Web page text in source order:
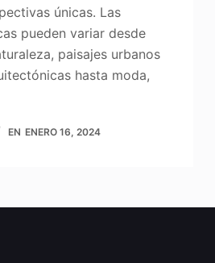
únicas. Las
pueden variar desde
paisajes urbanos
hasta moda,
EN ENERO 16, 2024